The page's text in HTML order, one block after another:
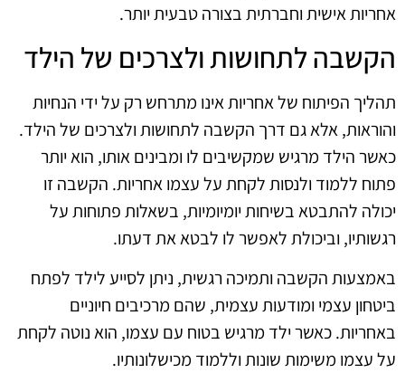
אחריות אישית וחברתית בצורה טבעית יותר.
הקשבה לתחושות ולצרכים של הילד
תהליך הפיתוח של אחריות אינו מתרחש רק על ידי הנחיות
והוראות, אלא גם דרך הקשבה לתחושות ולצרכים של הילד.
כאשר הילד מרגיש שמקשיבים לו ומבינים אותו, הוא יותר
פתוח ללמוד ולנסות לקחת על עצמו אחריות. הקשבה זו
יכולה להתבטא בשיחות יומיומיות, בשאלות פתוחות על
רגשותיו, וביכולת לאפשר לו לבטא את דעתו.
באמצעות הקשבה ותמיכה רגשית, ניתן לסייע לילד לפתח
ביטחון עצמי ומודעות עצמית, שהם מרכיבים חיוניים
באחריות. כאשר ילד מרגיש בטוח עם עצמו, הוא נוטה לקחת
על עצמו משימות שונות וללמוד מכישלונותיו.